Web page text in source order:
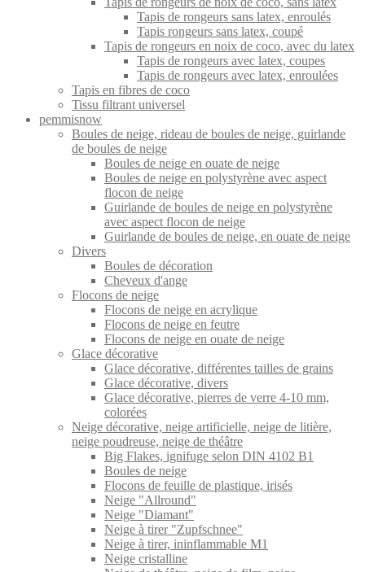
Tapis de rongeurs sans latex, enroulés
Tapis rongeurs sans latex, coupé
Tapis de rongeurs en noix de coco, avec du latex
Tapis de rongeurs avec latex, coupes
Tapis de rongeurs avec latex, enroulées
Tapis en fibres de coco
Tissu filtrant universel
pemmisnow
Boules de neige, rideau de boules de neige, guirlande
de boules de neige
Boules de neige en ouate de neige
Boules de neige en polystyrène avec aspect
flocon de neige
Guirlande de boules de neige en polystyrène
avec aspect flocon de neige
Guirlande de boules de neige, en ouate de neige
Divers
Boules de décoration
Cheveux d'ange
Flocons de neige
Flocons de neige en acrylique
Flocons de neige en feutre
Flocons de neige en ouate de neige
Glace décorative
Glace décorative, différentes tailles de grains
Glace décorative, divers
Glace décorative, pierres de verre 4-10 mm,
colorées
Neige décorative, neige artificielle, neige de litière,
neige poudreuse, neige de théâtre
Big Flakes, ignifuge selon DIN 4102 B1
Boules de neige
Flocons de feuille de plastique, irisés
Neige "Allround"
Neige "Diamant"
Neige à tirer "Zupfschnee"
Neige à tirer, ininflammable M1
Neige cristalline